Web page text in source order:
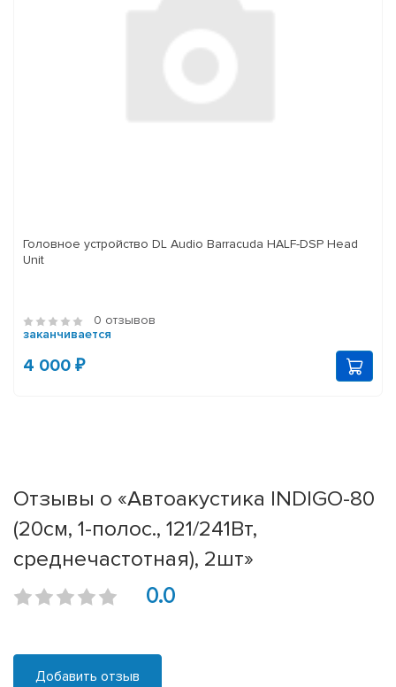
Головное устройство DL Audio Barracuda HALF-DSP Head
Unit
0 отзывов
заканчивается
4 000 ₽
Отзывы о «Автоакустика INDIGO-80
(20см, 1-полос., 121/241Вт,
среднечастотная), 2шт»
0.0
Добавить отзыв